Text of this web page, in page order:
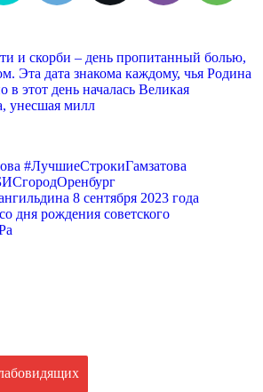
и скорби – день пропитанный болью,
Эта дата знакома каждому, чья Родина
в этот день началась Великая
унесшая милл
#ЛучшиеСтрокиГамзатова
8 сентября 2023 года
дня рождения советского